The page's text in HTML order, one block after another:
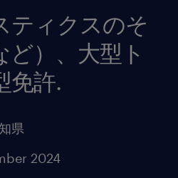
ティクスのそ
ど）、大型ト
免許.
県
2024